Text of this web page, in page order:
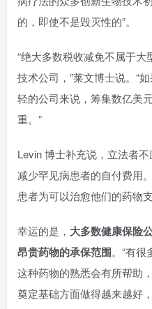
的，即使不是毁灭性的”。
“绝大多数税收减免不属于
技术公司，”莱文博士说。“
轻的公司来说，筹集数亿美
重。”
Levin 博士补充说，立法者
减少罕见病患者的自付费用
患者为可以治愈他们的药物
幸运的是， 大多数健康保险
昂贵药物的承保范围。“有
这种药物的熟悉会有所帮助
奠定基础方面做得越来越好